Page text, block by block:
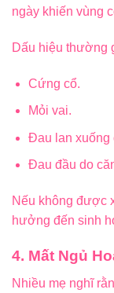
ngày khiến vùng
Dấu hiệu thường
Cứng cổ.
Mỏi vai.
Đau lan xuống
Đau đầu do
Nếu không được
hưởng đến sinh
4. Mất Ngủ
Nhiều mẹ nghĩ